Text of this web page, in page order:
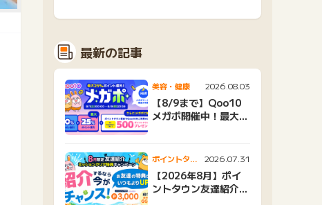
最新の記事
美容・健康 2026.08.03
【8/9まで】Qoo10
メガポ開催中！最大
ポイントタウ
ンニュース
2026.07.31
【2026年8月】ポイ
ントタウン友達紹介キ